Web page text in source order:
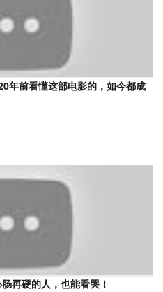
年前看懂这部电影的，如今都成
再硬的人，也能看哭！